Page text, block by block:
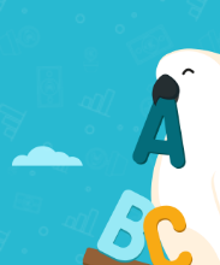
Wat
Wil je graag de